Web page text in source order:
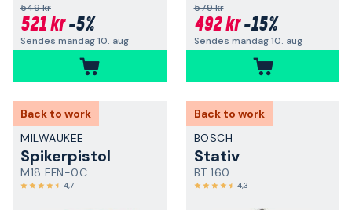
549 kr
521 kr-5%
Sendes mandag 10. aug
579 kr
492 kr-15%
Sendes mandag 10. aug
Back to work
MILWAUKEE
Spikerpistol
M18 FFN-0C
4,7
Back to work
BOSCH
Stativ
BT 160
4,3